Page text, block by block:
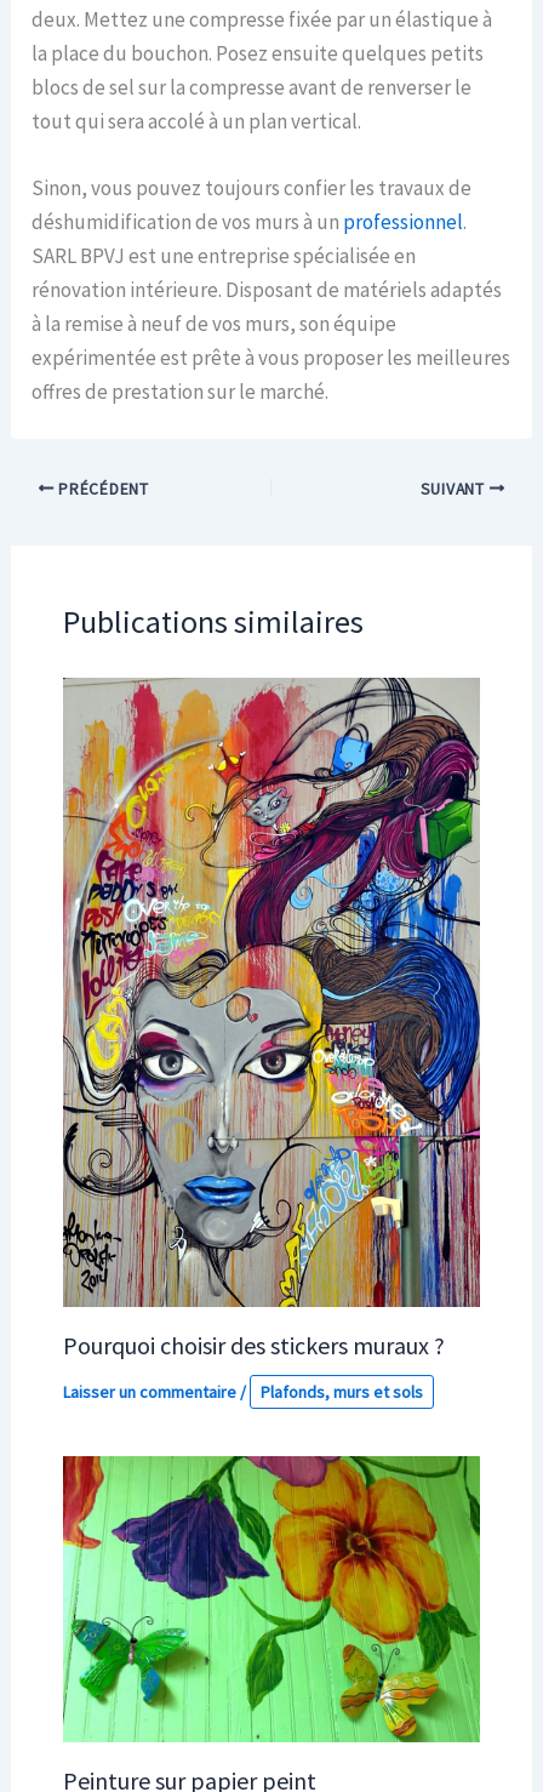
deux. Mettez une compresse fixée par un élastique à
la place du bouchon. Posez ensuite quelques petits
blocs de sel sur lacompresse avantde renverser le
tout qui sera accolé à un plan vertical.
Sinon, vous pouvez toujours confier les travaux de
déshumidification de vos murs à un professionnel.
SARL BPVJ est une entreprise spécialisée en
rénovation intérieure. Disposant de matériels adaptés
à la remise à neuf de vos murs, son équipe
expérimentée est prête à vous proposer les meilleures
offres de prestation sur le marché.
PRÉCÉDENT SUIVANT
Publications similaires
Pourquoi choisir des stickers muraux ?
Laisser un commentaire/ Plafonds, murs et sols
Peinture sur papier peint